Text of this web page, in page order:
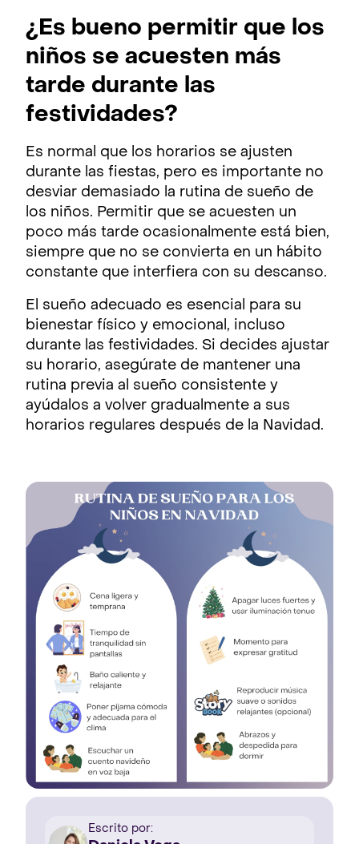
¿Es bueno permitir que los
niños se acuesten más
tarde durante las
festividades?
Es normal que los horarios se ajusten
durante las fiestas, pero es importante no
desviar demasiado la rutina de sueño de
los niños. Permitir que se acuesten un
poco más tarde ocasionalmente está bien,
siempre que no se convierta en un hábito
constante que interfiera con su descanso.
El sueño adecuado es esencial para su
bienestar físico y emocional, incluso
durante las festividades. Si decides ajustar
su horario, asegúrate de mantener una
rutina previa al sueño consistente y
ayúdalos a volver gradualmente a sus
horarios regulares después de la Navidad.
Escrito por: